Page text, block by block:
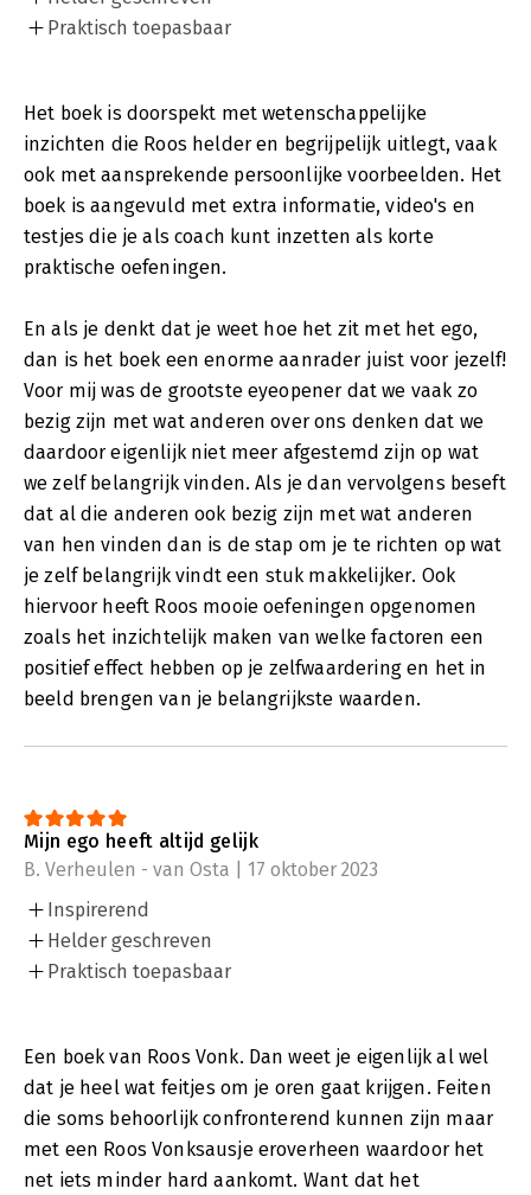
Praktisch toepasbaar
Het boek is doorspekt met wetenschappelijke
inzichten die Roos helder en begrijpelijk uitlegt, vaak
ook met aansprekende persoonlijke voorbeelden. Het
boek is aangevuld met extra informatie, video's en
testjes die je als coach kunt inzetten als korte
praktische oefeningen.
En als je denkt dat je weet hoe het zit met het ego,
dan is het boek een enorme aanrader juist voor jezelf!
Voor mij was de grootste eyeopener dat we vaak zo
bezig zijn met wat anderen over ons denken dat we
daardoor eigenlijk niet meer afgestemd zijn op wat
we zelf belangrijk vinden. Als je dan vervolgens beseft
dat al die anderen ook bezig zijn met wat anderen
van hen vinden dan is de stap om je te richten op wat
je zelf belangrijk vindt een stuk makkelijker. Ook
hiervoor heeft Roos mooie oefeningen opgenomen
zoals het inzichtelijk maken van welke factoren een
positief effect hebben op je zelfwaardering en het in
beeld brengen van je belangrijkste waarden.
Mijn ego heeft altijd gelijk
B. Verheulen - van Osta | 17 oktober 2023
Inspirerend
Helder geschreven
Praktisch toepasbaar
Een boek van Roos Vonk. Dan weet je eigenlijk al wel
dat je heel wat feitjes om je oren gaat krijgen. Feiten
die soms behoorlijk confronterend kunnen zijn maar
met een Roos Vonksausje eroverheen waardoor het
net iets minder hard aankomt. Want dat het